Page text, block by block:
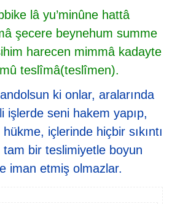
lâ yu’minûne hattâ
şecere beynehum summe
harecen mimmâ kadayte
teslîmâ(teslîmen).
ki onlar, aralarında
işlerde seni hakem yapıp,
içlerinde hiçbir sıkıntı
tam bir teslimiyetle boyun
iman etmiş olmazlar.